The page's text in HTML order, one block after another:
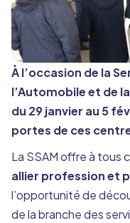
À l’occasion de la
l’Automobile et de
du 29 janvier au 5
portes de ces
La SSAM offre à tous
allier profession et
l’opportunité de
de la branche des